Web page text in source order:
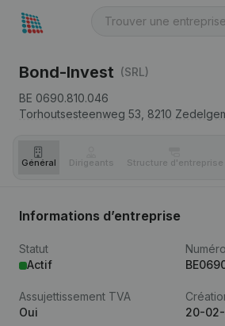
Bond-Invest (SRL)
BE 0690.810.046
Torhoutsesteenweg 53, 8210
Général Dirigeants Structure d'entreprise
Informations d’entreprise
Statut
Actif
Assujettissement TVA
Oui
20-